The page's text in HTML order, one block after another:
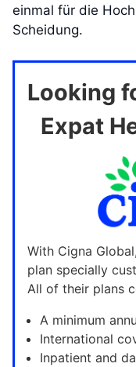
einmal für die
Scheidung.
Looking
Expat
With Cigna
plan specially
All of their plans
A minimum
International
Inpatient and